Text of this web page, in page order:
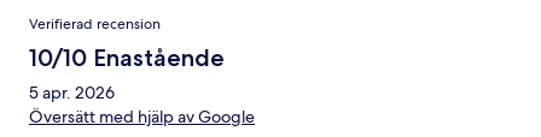
Verifierad recension
10/10 Enastående
5 apr. 2026
Översätt med hjälp av Google